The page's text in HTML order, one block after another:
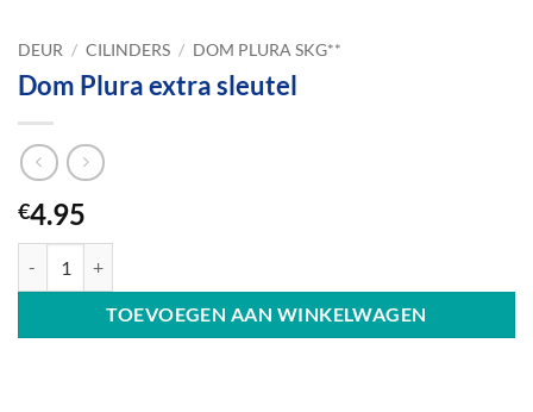
DEUR / CILINDERS / DOM PLURA SKG**
Dom Plura extra sleutel
€4.95
TOEVOEGEN AAN WINKELWAGEN